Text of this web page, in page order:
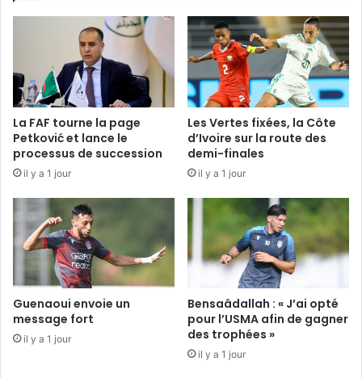
La FAF tourne la page
Petković et lance le
processus de succession
il y a 1 jour
Les Vertes fixées, la Côte
d’Ivoire sur la route des
demi-finales
il y a 1 jour
Guenaoui envoie un
message fort
il y a 1 jour
Bensaâdallah : « J’ai opté
pour l’USMA afin de gagner
des trophées »
il y a 1 jour